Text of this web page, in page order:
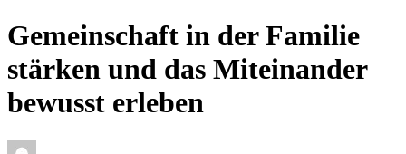
Gemeinschaft in der Familie
stärken und das Miteinander
bewusst erleben